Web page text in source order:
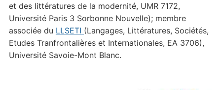
et des littératures de la modernité, UMR 7172,
Université Paris 3 Sorbonne Nouvelle); membre
associée du LLSETI (Langages, Littératures, Sociétés,
Etudes Tranfrontalières et Internationales, EA 3706),
Université Savoie-Mont Blanc.